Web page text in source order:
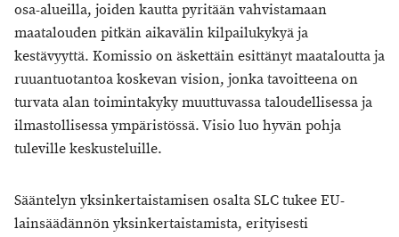
osa-alueilla, joiden kautta pyritään vahvistamaan
maatalouden pitkän aikavälin kilpailukykyä ja
kestävyyttä. Komissio on äskettäin esittänyt maataloutta ja
ruuantuotantoa koskevan vision, jonka tavoitteena on
turvata alan toimintakyky muuttuvassa taloudellisessa ja
ilmastollisessa ympäristössä. Visio luo hyvän pohja
tuleville keskusteluille.
Sääntelyn yksinkertaistamisen osalta SLC tukee EU-
lainsäädännön yksinkertaistamista, erityisesti